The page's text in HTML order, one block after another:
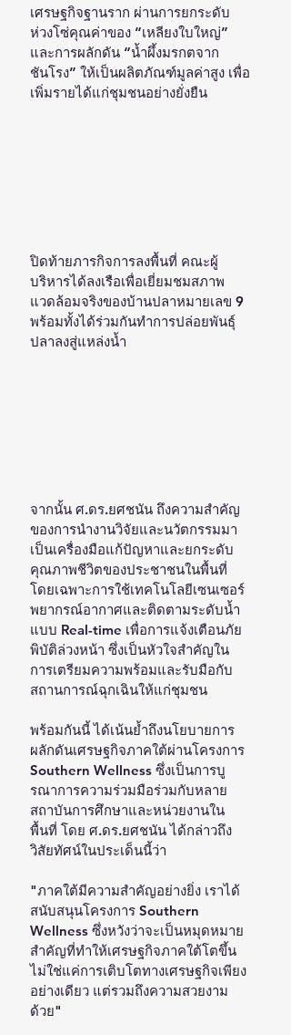
เศรษฐกิจฐานราก ผ่านการยกระดับ
ห่วงโซ่คุณค่าของ “เหลียงใบใหญ่”
และการผลักดัน “น้ำผึ้งมรกตจาก
ชันโรง” ให้เป็นผลิตภัณฑ์มูลค่าสูง เพื่อ
เพิ่มรายได้แก่ชุมชนอย่างยั่งยืน
ปิดท้ายภารกิจการลงพื้นที่ คณะผู้
บริหารได้ลงเรือเพื่อเยี่ยมชมสภาพ
แวดล้อมจริงของบ้านปลาหมายเลข 9
พร้อมทั้งได้ร่วมกันทำการปล่อยพันธุ์
ปลาลงสู่แหล่งน้ำ
จากนั้น ศ.ดร.ยศชนัน ถึงความสำคัญ
ของการนำงานวิจัยและนวัตกรรมมา
เป็นเครื่องมือแก้ปัญหาและยกระดับ
คุณภาพชีวิตของประชาชนในพื้นที่
โดยเฉพาะการใช้เทคโนโลยีเซนเซอร์
พยากรณ์อากาศและติดตามระดับน้ำ
แบบ Real-time เพื่อการแจ้งเตือนภัย
พิบัติล่วงหน้า ซึ่งเป็นหัวใจสำคัญใน
การเตรียมความพร้อมและรับมือกับ
สถานการณ์ฉุกเฉินให้แก่ชุมชน
พร้อมกันนี้ ได้เน้นย้ำถึงนโยบายการ
ผลักดันเศรษฐกิจภาคใต้ผ่านโครงการ
Southern Wellness ซึ่งเป็นการบู
รณาการความร่วมมือร่วมกับหลาย
สถาบันการศึกษาและหน่วยงานใน
พื้นที่ โดย ศ.ดร.ยศชนัน ได้กล่าวถึง
วิสัยทัศน์ในประเด็นนี้ว่า
"ภาคใต้มีความสำคัญอย่างยิ่ง เราได้
สนับสนุนโครงการ Southern
Wellness ซึ่งหวังว่าจะเป็นหมุดหมาย
สำคัญที่ทำให้เศรษฐกิจภาคใต้โตขึ้น
ไม่ใช่แค่การเติบโตทางเศรษฐกิจเพียง
อย่างเดียว แต่รวมถึงความสวยงาม
ด้วย"